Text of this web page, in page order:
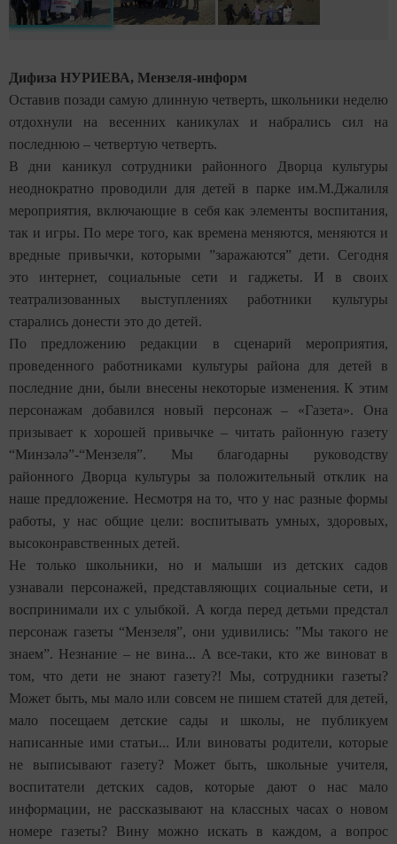
Дифиза НУРИЕВА, Мензеля-информ
Оставив позади самую длинную четверть, школьники неделю
отдохнули на весенних каникулах и набрались сил на
последнюю – четвертую четверть.
В дни каникул сотрудники районного Дворца культуры
неоднократно проводили для детей в парке им.М.Джалиля
мероприятия, включающие в себя как элементы воспитания,
так и игры. По мере того, как времена меняются, меняются и
вредные привычки, которыми ”заражаются” дети. Сегодня
это интернет, социальные сети и гаджеты. И в своих
театрализованных выступлениях работники культуры
старались донести это до детей.
По предложению редакции в сценарий мероприятия,
проведенного работниками культуры района для детей в
последние дни, были внесены некоторые изменения. К этим
персонажам добавился новый персонаж – «Газета». Она
призывает к хорошей привычке – читать районную газету
“Минзәлә”-“Мензеля”. Мы благодарны руководству
районного Дворца культуры за положительный отклик на
наше предложение. Несмотря на то, что у нас разные формы
работы, у нас общие цели: воспитывать умных, здоровых,
высоконравственных детей.
Не только школьники, но и малыши из детских садов
узнавали персонажей, представляющих социальные сети, и
воспринимали их с улыбкой. А когда перед детьми предстал
персонаж газеты “Мензеля”, они удивились: ”Мы такого не
знаем”. Незнание – не вина... А все-таки, кто же виноват в
том, что дети не знают газету?! Мы, сотрудники газеты?
Может быть, мы мало или совсем не пишем статей для детей,
мало посещаем детские сады и школы, не публикуем
написанные ими статьи... Или виноваты родители, которые
не выписывают газету? Может быть, школьные учителя,
воспитатели детских садов, которые дают о нас мало
информации, не рассказывают на классных часах о новом
номере газеты? Вину можно искать в каждом, а вопрос